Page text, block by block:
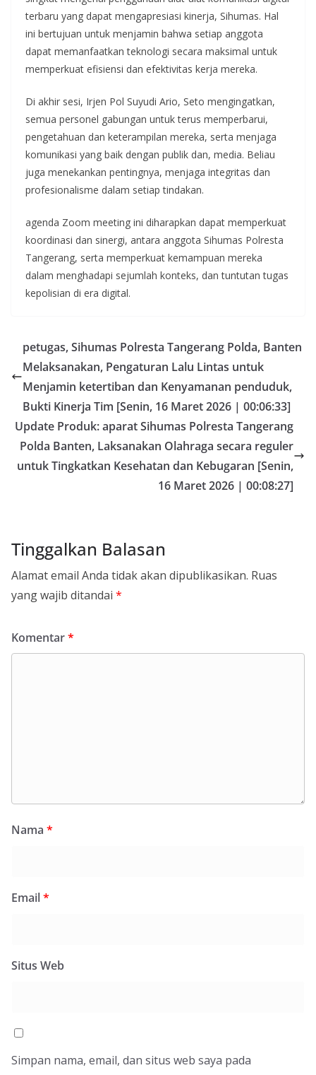
terbaru yang dapat mengapresiasi kinerja, Sihumas. Hal
ini bertujuan untuk menjamin bahwa setiap anggota
dapat memanfaatkan teknologi secara maksimal untuk
memperkuat efisiensi dan efektivitas kerja mereka.
Di akhir sesi, Irjen Pol Suyudi Ario, Seto mengingatkan,
semua personel gabungan untuk terus memperbarui,
pengetahuan dan keterampilan mereka, serta menjaga
komunikasi yang baik dengan publik dan, media. Beliau
juga menekankan pentingnya, menjaga integritas dan
profesionalisme dalam setiap tindakan.
agenda Zoom meeting ini diharapkan dapat memperkuat
koordinasi dan sinergi, antara anggota Sihumas Polresta
Tangerang, serta memperkuat kemampuan mereka
dalam menghadapi sejumlah konteks, dan tuntutan tugas
kepolisian di era digital.
petugas, Sihumas Polresta Tangerang Polda, Banten
Melaksanakan, Pengaturan Lalu Lintas untuk
Menjamin ketertiban dan Kenyamanan penduduk,
Bukti Kinerja Tim [Senin, 16 Maret 2026 | 00:06:33]
Update Produk: aparat Sihumas Polresta Tangerang
Polda Banten, Laksanakan Olahraga secara reguler
untuk Tingkatkan Kesehatan dan Kebugaran [Senin,
16 Maret 2026 | 00:08:27]
Tinggalkan Balasan
Alamat email Anda tidak akan dipublikasikan. Ruas
yang wajib ditandai *
Komentar*
Nama *
Email*
Situs Web
Simpan nama, email, dan situs web saya pada